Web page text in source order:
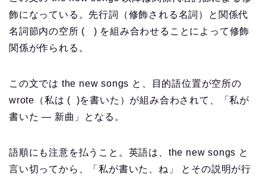
飾になっている。先行詞（修飾される名詞）と関係代
名詞節内の空所 ( ) を組み合わせることによって修飾
関係が作られる。
この文では the new songs と、目的語位置が空所の
wrote（私は ( )を書いた）が組み合わされて、「私が
書いた — 新曲」となる。
語順にも注意を払うこと。英語は、the new songs と
言い切ってから、「私が書いた、ね」 とその説明が行